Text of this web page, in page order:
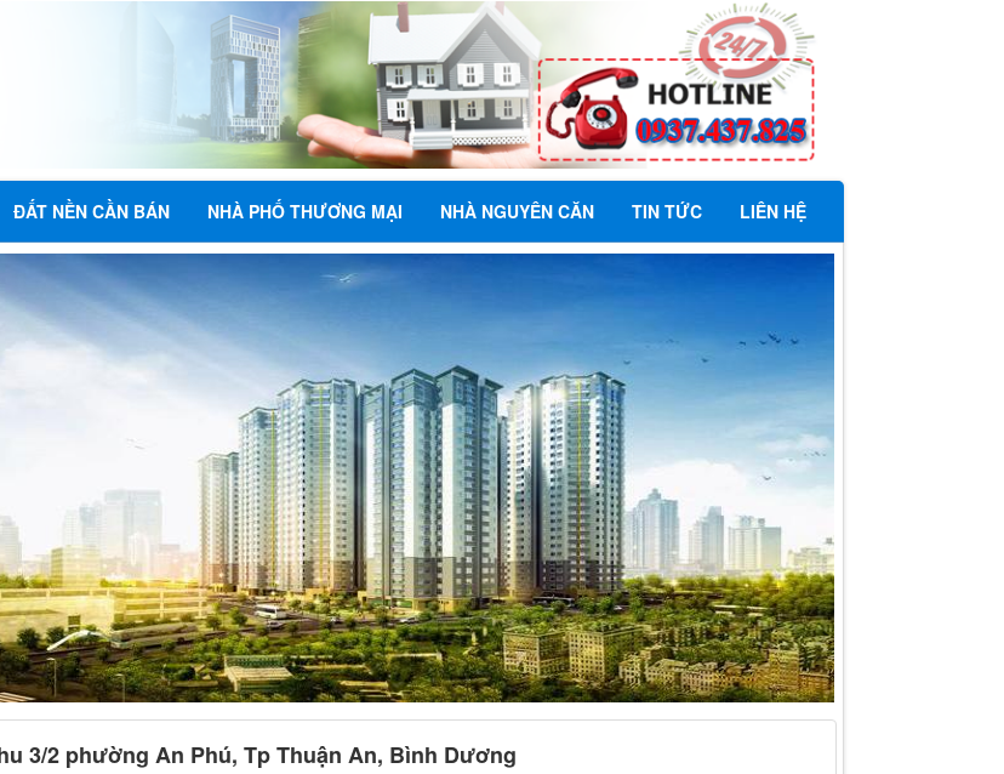
ĐẤT NỀN CẦN BÁN NHÀ PHỐ THƯƠNG MẠI NHÀ NGUYÊN CĂN TIN TỨC LIÊN HỆ
3/2 phường An Phú, Tp Thuận An, Bình Dương